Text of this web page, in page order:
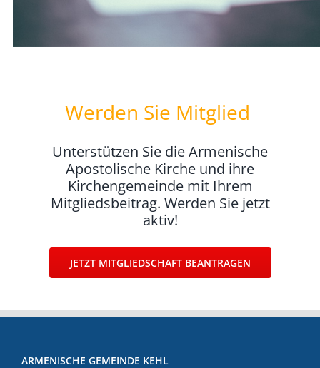
Werden Sie Mitglied
Unterstützen Sie die Armenische
Apostolische Kirche und ihre
Kirchengemeinde mit Ihrem
Mitgliedsbeitrag. Werden Sie jetzt
aktiv!
JETZT MITGLIEDSCHAFT BEANTRAGEN
ARMENISCHE GEMEINDE KEHL